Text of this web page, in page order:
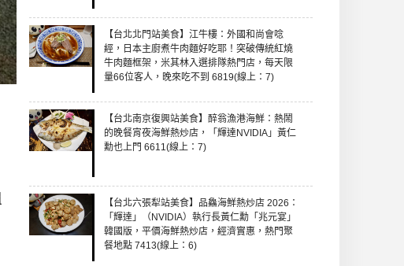
【台北北門站美食】江牛樓：外國和尚會唸
經，日本主廚煮牛肉麵好吃耶！突破傳統紅燒
牛肉麵框架，米其林入選排隊熱門店，每天限
量66位客人，晚來吃不到 6819(線上：7)
【台北南京復興站美食】醉翁漁港海鮮：熱鬧
的晚餐宵夜海鮮熱炒店，「輝達NVIDIA」黃仁
勳也上門 6611(線上：7)
【台北六張犁站美食】品鱻海鮮熱炒店 2026：
「輝達」（NVIDIA）執行長黃仁勳「兆元宴」
韓國版，平價海鮮熱炒店，經濟實惠，熱門聚
餐地點 7413(線上：6)